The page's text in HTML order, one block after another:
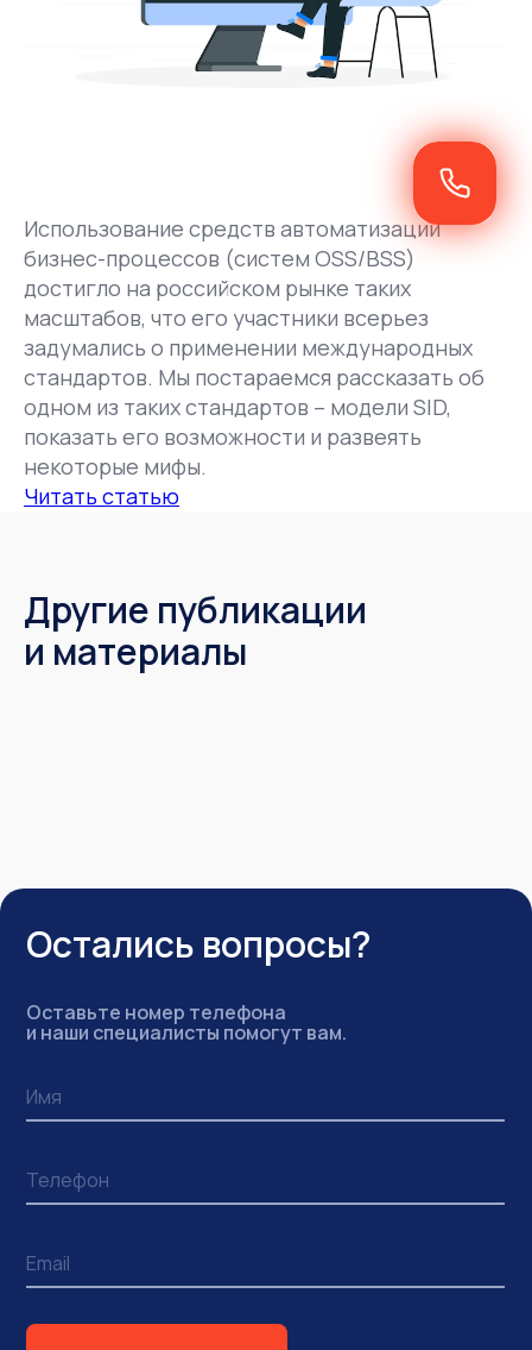
Использование средств автоматизации
бизнес-процессов (систем OSS/BSS)
достигло на российском рынке таких
масштабов, что его участники всерьез
задумались о применении международных
стандартов. Мы постараемся рассказать об
одном из таких стандартов – модели SID,
показать его возможности и развеять
некоторые мифы.
Читать статью
Другие публикации
и материалы
Остались вопросы?
Оставьте номер телефона
и наши специалисты помогут вам.